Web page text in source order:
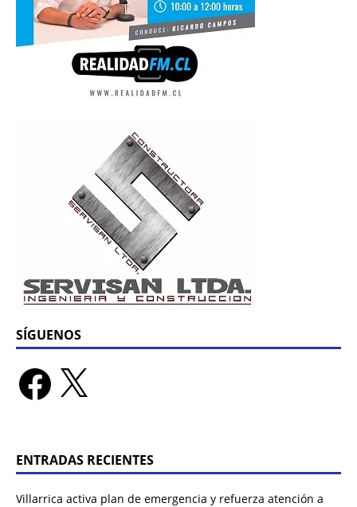
SÍGUENOS
ENTRADAS RECIENTES
Villarrica activa plan de emergencia y refuerza atención a